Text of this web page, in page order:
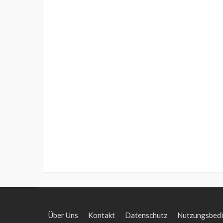
Über Uns Kontakt Datenschutz